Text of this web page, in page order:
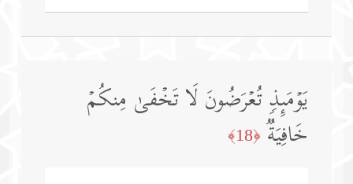
یَوۡمَىِٕذࣲ تُعۡرَضُونَ لَا تَخۡفَىٰ مِنكُمۡ
خَافِیَةࣱ ﴿18﴾